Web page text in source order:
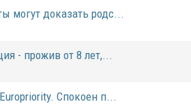
могут доказать родс...
- прожив от 8 лет,...
Спокоен п...